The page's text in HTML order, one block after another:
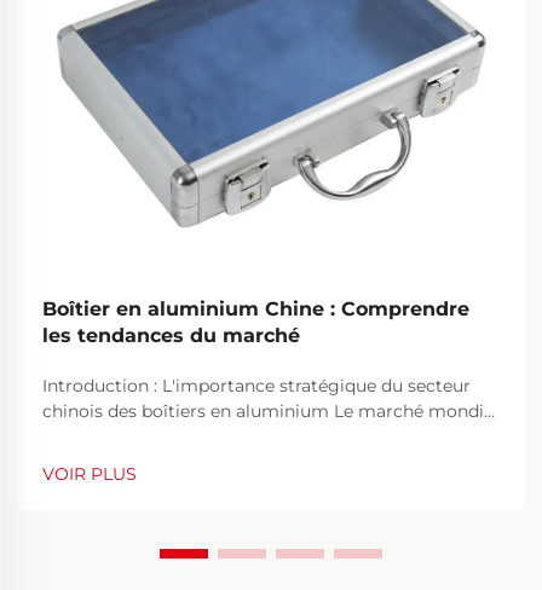
Boîtier en aluminium Chine : Comprendre
les tendances du marché
Introduction : L'importance stratégique du secteur
chinois des boîtiers en aluminium Le marché mondial
technologiques, l'évolution des préférences des
VOIR PLUS